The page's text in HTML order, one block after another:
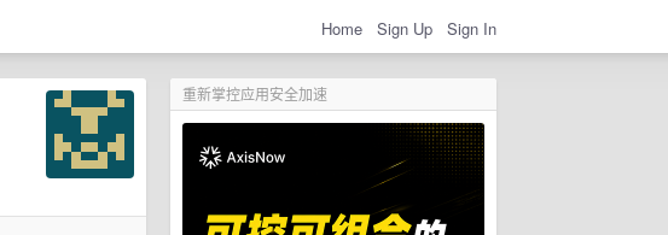
Home Sign Up Sign In
重新掌控应用安全加速